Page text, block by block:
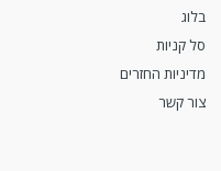
בלוג
סל קניות
מדיניות החזרים
צור קשר